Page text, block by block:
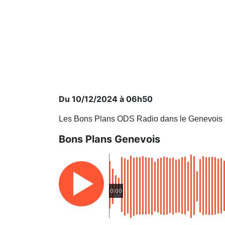
Du 10/12/2024 à 06h50
Les Bons Plans ODS Radio dans le Genevois
Bons Plans Genevois
0:00